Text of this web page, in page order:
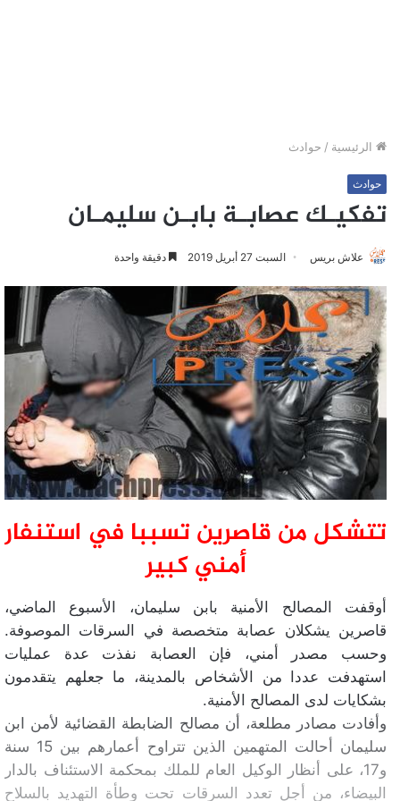
الرئيسية / حوادث
حوادث
تفكيـك عصابـة بابـن سليمـان
علاش بريس السبت 27 أبريل 2019 دقيقة واحدة
تتشكل من قاصرين تسببا في استنفار
أمني كبير
أوقفت المصالح الأمنية بابن سليمان، الأسبوع الماضي،
قاصرين يشكلان عصابة متخصصة في السرقات الموصوفة.
وحسب مصدر أمني، فإن العصابة نفذت عدة عمليات
استهدفت عددا من الأشخاص بالمدينة، ما جعلهم يتقدمون
بشكايات لدى المصالح الأمنية.
وأفادت مصادر مطلعة، أن مصالح الضابطة القضائية لأمن ابن
سليمان أحالت المتهمين الذين تتراوح أعمارهم بين 15 سنة
و17، على أنظار الوكيل العام للملك بمحكمة الاستئناف بالدار
البيضاء، من أجل تعدد السرقات تحت وطأة التهديد بالسلاح